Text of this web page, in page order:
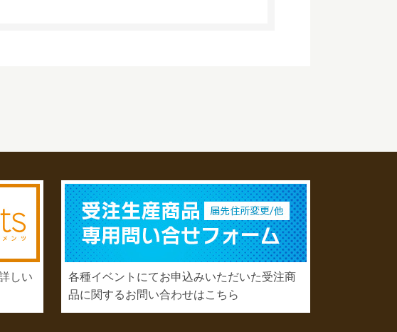
しい
各種イベントにてお申込みいただいた受注商
品に関するお問い合わせはこちら